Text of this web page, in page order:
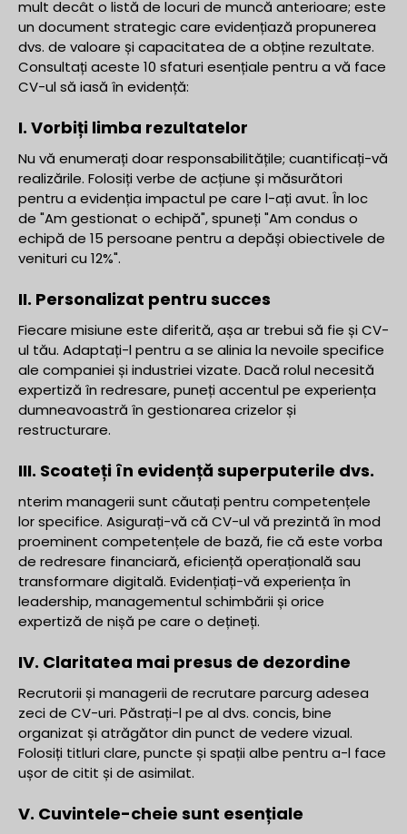
mult decât o listă de locuri de muncă anterioare; este
un document strategic care evidențiază propunerea
dvs. de valoare și capacitatea de a obține rezultate.
Consultați aceste 10 sfaturi esențiale pentru a vă face
CV-ul să iasă în evidență:
I. Vorbiți limba rezultatelor
Nu vă enumerați doar responsabilitățile; cuantificați-vă
realizările. Folosiți verbe de acțiune și măsurători
pentru a evidenția impactul pe care l-ați avut. În loc
de "Am gestionat o echipă", spuneți "Am condus o
echipă de 15 persoane pentru a depăși obiectivele de
venituri cu 12%".
II. Personalizat pentru succes
Fiecare misiune este diferită, așa ar trebui să fie și CV-
ul tău. Adaptați-l pentru a se alinia la nevoile specifice
ale companiei și industriei vizate. Dacă rolul necesită
expertiză în redresare, puneți accentul pe experiența
dumneavoastră în gestionarea crizelor și
restructurare.
III. Scoateți în evidență superputerile dvs.
nterim managerii sunt căutați pentru competențele
lor specifice. Asigurați-vă că CV-ul vă prezintă în mod
proeminent competențele de bază, fie că este vorba
de redresare financiară, eficiență operațională sau
transformare digitală. Evidențiați-vă experiența în
leadership, managementul schimbării și orice
expertiză de nișă pe care o dețineți.
IV. Claritatea mai presus de dezordine
Recrutorii și managerii de recrutare parcurg adesea
zeci de CV-uri. Păstrați-l pe al dvs. concis, bine
organizat și atrăgător din punct de vedere vizual.
Folosiți titluri clare, puncte și spații albe pentru a-l face
ușor de citit și de asimilat.
V. Cuvintele-cheie sunt esențiale